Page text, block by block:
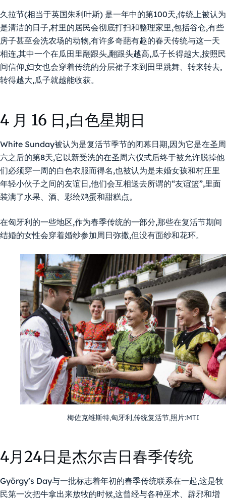
久拉节(相当于英国朱利叶斯) 是一年中的第100天,传统上被认为
是清洁的日子,村里的居民会彻底打扫和整理家里,包括谷仓,有些
房子甚至会洗农场的动物,有许多奇葩有趣的春天传统与这一天
相连,其中一个在瓜田里翻跟头,翻跟头越高,瓜子长得越大,按照民
间信仰,妇女也会穿着传统的分层裙子来到田里跳舞、转来转去,
转得越大,瓜子就越能收获。
4 月 16 日,白色星期日
White Sunday被认为是复活节季节的闭幕日期,因为它是在圣周
六之后的第8天,它以新受洗的在圣周六仪式后终于被允许脱掉他
们必须穿一周的白色衣服而得名,也被认为是未婚女孩和村庄里
年轻小伙子之间的友谊日,他们会互相送去所谓的“友谊篮”,里面
装满了水果、酒、彩绘鸡蛋和甜糕点。
在匈牙利的一些地区,作为春季传统的一部分,那些在复活节期间
结婚的女性会穿着婚纱参加周日弥撒,但没有面纱和花环。
梅佐克维斯特,匈牙利,传统复活节,照片:MTI
4月24日是杰尔吉日春季传统
György’s Day与一批标志着年初的春季传统联系在一起,这是牧
民第一次把牛拿出来放牧的时候,这曾经与各种巫术、辟邪和增